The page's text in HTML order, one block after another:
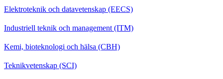
Elektroteknik och datavetenskap (EECS)
Industriell teknik och management (ITM)
Kemi, bioteknologi och hälsa (CBH)
Teknikvetenskap (SCI)